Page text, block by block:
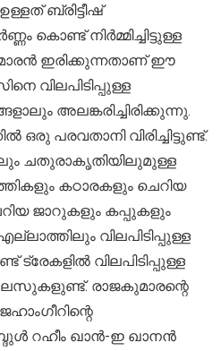
ബ്രിട്ടീഷ്
കൊണ്ട് നിർമ്മിച്ചിട്ടുള്ള
ഇരിക്കുന്നതാണ് ഈ
വിലപിടിപ്പുള്ള
അലങ്കരിച്ചിരിക്കുന്നു.
ഒരു പരവതാനി വിരിച്ചിട്ടുണ്ട്.
ചതുരാകൃതിയിലുമുള്ള
കഠാരകളും ചെറിയ
ജാറുകളും കപ്പുകളും
വിലപിടിപ്പുള്ള
ട്രേകളിൽ വിലപിടിപ്പുള്ള
രാജകുമാരന്റെ
റഹീം ഖാൻ-ഇ ഖാനൻ